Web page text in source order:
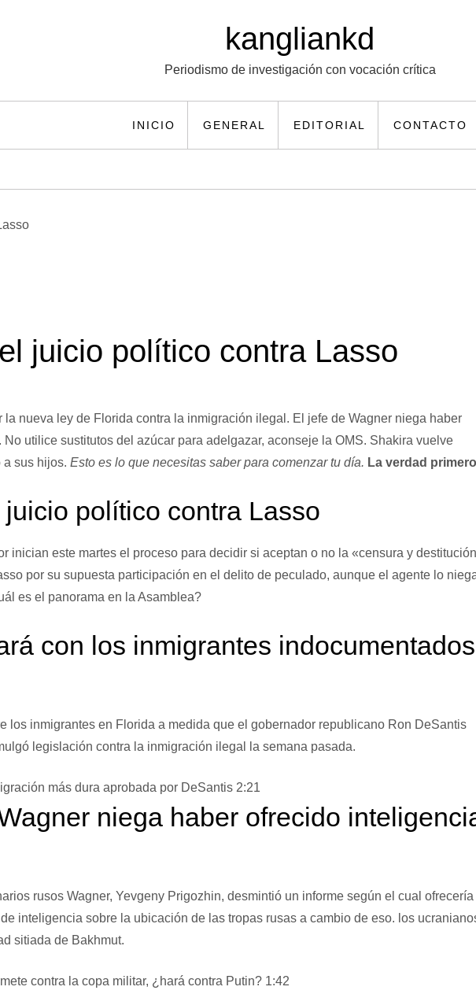
kangliankd
Periodismo de investigación con vocación crítica
INICIO GENERAL EDITORIAL CONTACTO
juicio político contra Lasso
la nueva ley de Florida contra la inmigración ilegal. El jefe de Wagner niega haber
utilice sustitutos del azúcar para adelgazar, aconseje la OMS. Shakira vuelve
a sus hijos. Esto es lo que necesitas saber para comenzar tu día. La verdad
político contra Lasso
inician este martes el proceso para decidir si aceptan o no la «censura y
por su supuesta participación en el delito de peculado, aunque el agente lo
es el panorama en la Asamblea?
con los inmigrantes indocumentados
los inmigrantes en Florida a medida que el gobernador republicano Ron DeSantis
legislación contra la inmigración ilegal la semana pasada.
más dura aprobada por DeSantis 2:21
niega haber ofrecido
rusos Wagner, Yevgeny Prigozhin, desmintió un informe según el cual ofrecería
inteligencia sobre la ubicación de las tropas rusas a cambio de eso. los
sitiada de Bakhmut.
contra la copa militar, ¿hará contra Putin? 1:42